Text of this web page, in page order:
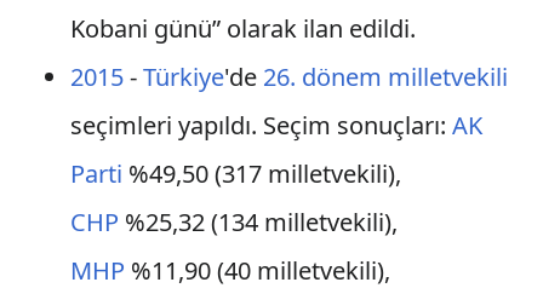
Kobani günü” olarak ilan edildi.
2015-Türkiye'de 26. dönem milletvekili
seçimleri yapıldı. Seçim sonuçları: AK
Parti %49,50 (317 milletvekili),
CHP %25,32 (134 milletvekili),
MHP %11,90 (40 milletvekili),